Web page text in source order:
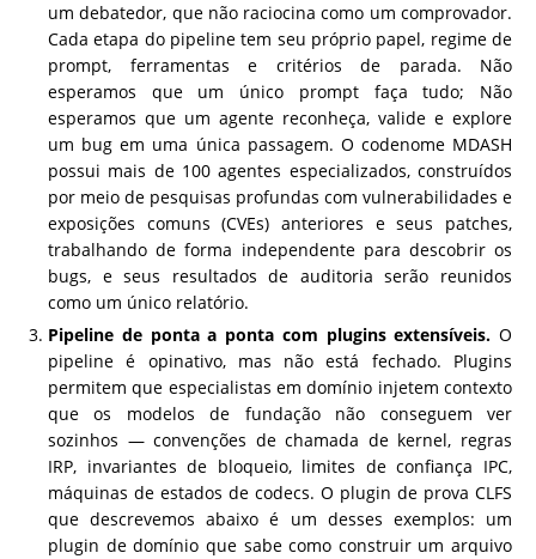
um debatedor, que não raciocina como um comprovador.
Cada etapa do pipeline tem seu próprio papel, regime de
prompt, ferramentas e critérios de parada. Não
esperamos que um único prompt faça tudo; Não
esperamos que um agente reconheça, valide e explore
um bug em uma única passagem. O codenome MDASH
possui mais de 100 agentes especializados, construídos
por meio de pesquisas profundas com vulnerabilidades e
exposições comuns (CVEs) anteriores e seus patches,
trabalhando de forma independente para descobrir os
bugs, e seus resultados de auditoria serão reunidos
como um único relatório.
Pipeline de ponta a ponta com plugins extensíveis. O
pipeline é opinativo, mas não está fechado. Plugins
permitem que especialistas em domínio injetem contexto
que os modelos de fundação não conseguem ver
sozinhos — convenções de chamada de kernel, regras
IRP, invariantes de bloqueio, limites de confiança IPC,
máquinas de estados de codecs. O plugin de prova CLFS
que descrevemos abaixo é um desses exemplos: um
plugin de domínio que sabe como construir um arquivo